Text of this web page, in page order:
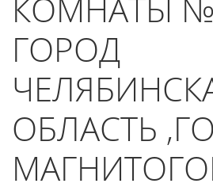
ГОРОД
ОБЛАСТЬ